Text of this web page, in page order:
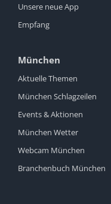
Unsere neue App
Empfang
München
Aktuelle Themen
München Schlagzeilen
Events & Aktionen
München Wetter
Webcam München
Branchenbuch München